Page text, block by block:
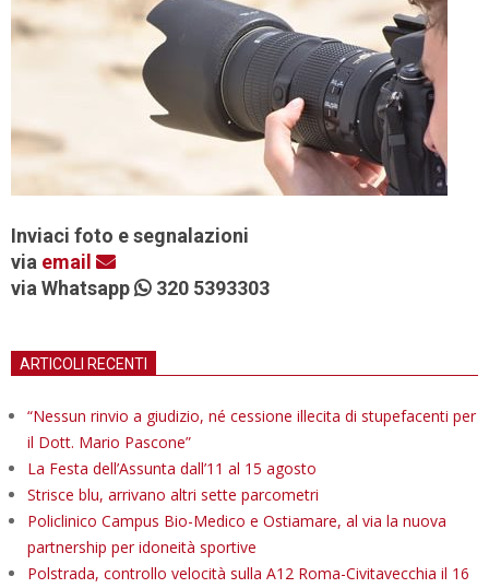
Inviaci foto e segnalazioni
via email
via Whatsapp
320 5393303
ARTICOLI RECENTI
“Nessun rinvio a giudizio, né cessione illecita di stupefacenti per
il Dott. Mario Pascone”
La Festa dell’Assunta dall’11 al 15 agosto
Strisce blu, arrivano altri sette parcometri
Policlinico Campus Bio-Medico e Ostiamare, al via la nuova
partnership per idoneità sportive
Polstrada, controllo velocità sulla A12 Roma-Civitavecchia il 16